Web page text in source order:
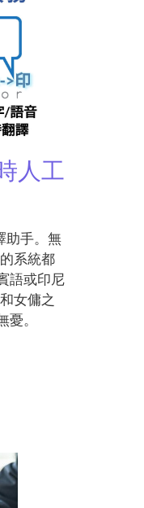
人工
助手。無
系統都
語或印尼
女傭之
憂。